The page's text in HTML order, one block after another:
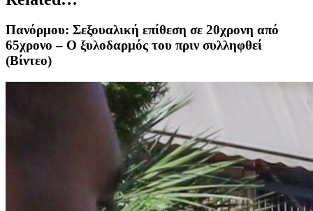
Πανόρμου: Σεξουαλική επίθεση σε 20χρονη από
65χρονο – Ο ξυλοδαρμός του πριν συλληφθεί
(Βίντεο)